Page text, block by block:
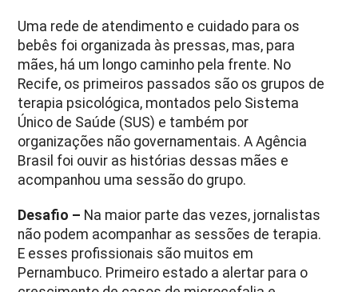
Uma rede de atendimento e cuidado para os
bebês foi organizada às pressas, mas, para
mães, há um longo caminho pela frente. No
Recife, os primeiros passados são os grupos de
terapia psicológica, montados pelo Sistema
Único de Saúde (SUS) e também por
organizações não governamentais. A Agência
Brasil foi ouvir as histórias dessas mães e
acompanhou uma sessão do grupo.
Desafio – Na maior parte das vezes, jornalistas
não podem acompanhar as sessões de terapia.
E esses profissionais são muitos em
Pernambuco. Primeiro estado a alertar para o